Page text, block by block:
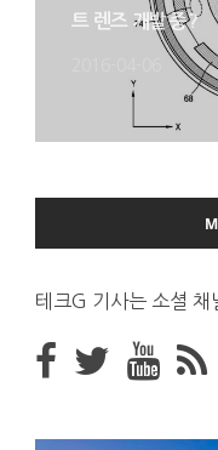
트 렌즈 개발 중?
테크G 기사는 소셜 채